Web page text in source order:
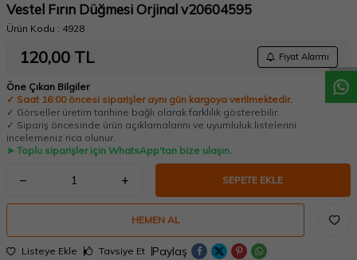
W
h
a
t
a
p
p
D
e
s
t
e
H
a
t
t
Vestel Fırın Düğmesi Orjinal v20604595
Ürün Kodu : 4928
120,00 TL Fiyat Alarmı
Öne Çıkan Bilgiler
✓ Saat 16:00 öncesi siparişler aynı gün kargoya verilmektedir.
✓ Görseller üretim tarihine bağlı olarak farklılık gösterebilir.
✓ Sipariş öncesinde ürün açıklamalarını ve uyumluluk listelerini
incelemeniz rica olunur.
➤ Toplu siparişler için WhatsApp'tan bize ulaşın.
SEPETE EKLE
HEMEN AL
Listeye Ekle Tavsiye Et Paylaş